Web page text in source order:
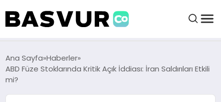
BAŞVURULAR
BAYILIKLER
Ana Sayfa Haberler
ABD Füze Stoklarında Kritik Açık İddiası: İran Saldırıları Etkili
mi?